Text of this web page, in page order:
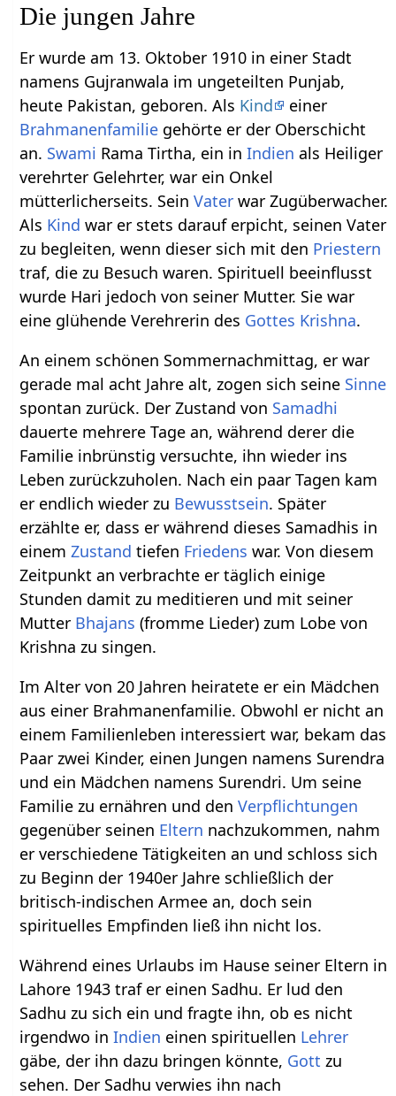
Die jungen Jahre
Er wurde am 13. Oktober 1910 in einer Stadt
namens Gujranwala im ungeteilten Punjab,
heute Pakistan, geboren. Als Kind
einer
Brahmanenfamilie gehörte er der Oberschicht
an. Swami Rama Tirtha, ein inIndien als Heiliger
verehrter Gelehrter, war ein Onkel
mütterlicherseits. SeinVater war Zugüberwacher.
Als Kind war er stets darauf erpicht, seinen Vater
zu begleiten, wenn dieser sich mit den Priestern
traf, die zu Besuch waren. Spirituell beeinflusst
wurde Hari jedoch von seiner Mutter. Sie war
eine glühende Verehrerin des Gottes Krishna.
An einem schönen Sommernachmittag, er war
gerade mal acht Jahre alt, zogen sich seine Sinne
spontan zurück. Der Zustand von Samadhi
dauerte mehrere Tage an, während derer die
Familie inbrünstig versuchte, ihn wieder ins
Leben zurückzuholen. Nach ein paar Tagen kam
er endlich wieder zu Bewusstsein. Später
erzählte er, dass er während dieses Samadhis in
einemZustand tiefen Friedens war. Von diesem
Zeitpunkt an verbrachte er täglich einige
Stunden damit zu meditieren und mit seiner
Mutter Bhajans (fromme Lieder) zum Lobe von
Krishna zu singen.
Im Alter von 20 Jahren heiratete er ein Mädchen
aus einer Brahmanenfamilie. Obwohl er nicht an
einem Familienleben interessiert war, bekam das
Paar zwei Kinder, einen Jungen namens Surendra
und ein Mädchen namens Surendri. Um seine
Familie zu ernähren und denVerpflichtungen
gegenüber seinen Eltern nachzukommen, nahm
er verschiedene Tätigkeiten an und schloss sich
zu Beginn der 1940er Jahre schließlich der
britisch-indischen Armee an, doch sein
spirituelles Empfinden ließ ihn nicht los.
Während eines Urlaubs im Hause seiner Eltern in
Lahore 1943 traf er einen Sadhu. Er lud den
Sadhu zu sich ein und fragte ihn, ob es nicht
irgendwo inIndien einen spirituellen Lehrer
gäbe, der ihn dazu bringen könnte, Gott zu
sehen. Der Sadhu verwies ihn nach